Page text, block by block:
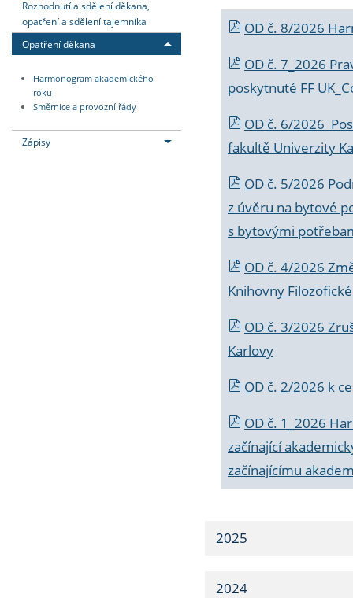
Rozhodnutí a sdělení děkana,
opatření a sdělení tajemníka
Opatření děkana
Harmonogram akademického
roku
Směrnice a provozní řády
Zápisy
OD č. 8/2026
OD č. 7_2026
poskytnuté FF
OD č. 6/2026
fakultě Univerzity
OD č. 5/2026
z úvěru na bytové
s bytovými
OD č. 4/2026
Knihovny
OD č. 3/2026
Karlovy
OD č. 2/2026 k
OD č. 1_2026
začínající
začínajícímu
2025
2024